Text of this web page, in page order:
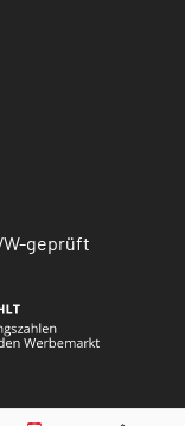
geprüft